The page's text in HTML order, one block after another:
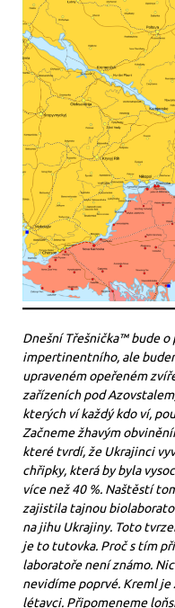
Dnešní Třešnička™ bude
impertinentního, ale
upraveném opeřeném
zařízeních pod
kterých ví každý kdo ví,
Začneme žhavým
které tvrdí, že Ukrajinci
chřipky, která by byla
více než 40 %. Naštěstí
zajistila tajnou
na jihu Ukrajiny. Toto
je to tutovka. Proč s tím
laboratoře není známo.
nevidíme poprvé. Kreml
létavci. Připomeneme